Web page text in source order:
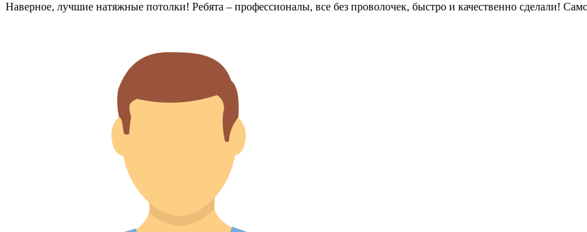
Наверное, лучшие натяжные потолки! Ребята – профессионалы, все без проволочек, быстро и качественно сделали!